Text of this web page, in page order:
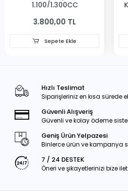
1,100/1,300CC
3.800,00 TL
Sepete Ekle
Hızlı Teslimat
Siparişleriniz en kısa sürede
Güvenli Alışveriş
Güvenli ve kolay ödeme
Geniş Ürün Yelpazesi
Binlerce ürün ve kampanya
7 / 24 DESTEK
Öneri ve şikayetlerinizi bize